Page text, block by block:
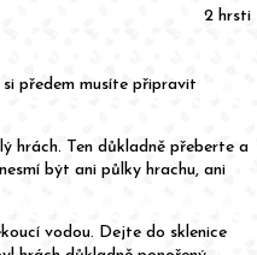
2 hrsti
předem musíte připravit
hrách. Ten důkladně přeberte a
být ani půlky hrachu, ani
vodou. Dejte do sklenice